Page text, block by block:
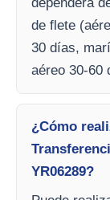
de flete
30 días,
aéreo 30-60
¿Cómo
YR06289?